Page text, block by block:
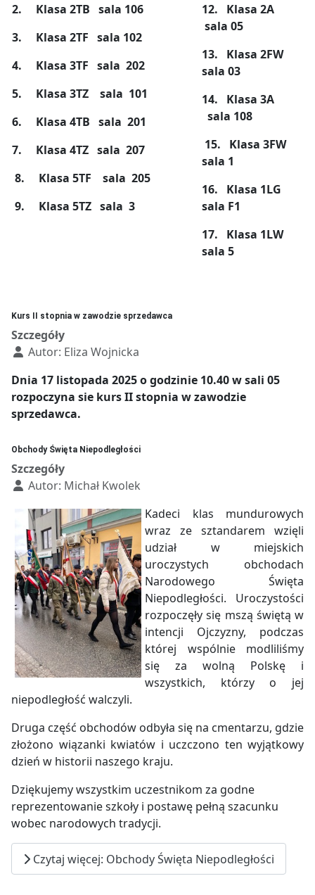
2. Klasa 2TB sala 106
3. Klasa 2TF sala 102
4. Klasa 3TF sala 202
5. Klasa 3TZ sala 101
6. Klasa 4TB sala 201
7. Klasa 4TZ sala 207
8. Klasa 5TF sala 205
9. Klasa 5TZ sala 3
12. Klasa 2A
sala 05
13. Klasa 2FW
sala 03
14. Klasa 3A
sala 108
15. Klasa 3FW
sala 1
16. Klasa 1LG
sala F1
17. Klasa 1LW
sala 5
Kurs II stopnia w zawodzie sprzedawca
Szczegóły
Autor: Eliza Wojnicka
Dnia 17 listopada 2025 o godzinie 10.40 w sali 05
rozpoczyna sie kurs II stopnia w zawodzie
sprzedawca.
Obchody Święta Niepodległości
Szczegóły
Autor: Michał Kwolek
Kadeci klas mundurowych
wraz ze sztandarem wzięli
udział w miejskich
uroczystych obchodach
Narodowego Święta
Niepodległości. Uroczystości
rozpoczęły się mszą świętą w
intencji Ojczyzny, podczas
której wspólnie modliliśmy
się za wolną Polskę i
wszystkich, którzy o jej
niepodległość walczyli.
Druga część obchodów odbyła się na cmentarzu, gdzie
złożono wiązanki kwiatów i uczczono ten wyjątkowy
dzień w historii naszego kraju.
Dziękujemy wszystkim uczestnikom za godne
reprezentowanie szkoły i postawę pełną szacunku
wobec narodowych tradycji.
Czytaj więcej: Obchody Święta Niepodległości